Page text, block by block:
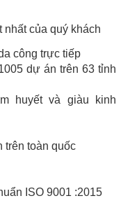
của quý khách
công trực tiếp
dự án trên 63 tỉnh
huyết và giàu kinh
trên toàn quốc
ISO 9001 :2015